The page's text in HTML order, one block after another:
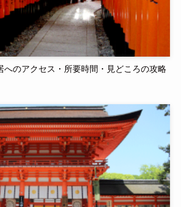
へのアクセス・所要時間・見どころの攻略